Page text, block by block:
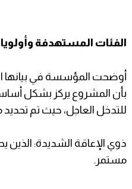
​الفئات المستهدفة
​أوضحت المؤسسة في بيانها
بأن المشروع يركز بشكل أساسي
للتدخل العاجل، حيث تم
​ذوي الإعاقة الشديدة: الذين
مستمر.